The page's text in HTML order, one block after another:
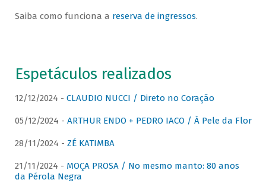
Saiba como funciona a reserva de ingressos.
Espetáculos realizados
12/12/2024 - CLAUDIO NUCCI / Direto no Coração
05/12/2024 - ARTHUR ENDO + PEDRO IACO / À Pele da Flor
28/11/2024 - ZÉ KATIMBA
21/11/2024 - MOÇA PROSA / No mesmo manto: 80 anos
da Pérola Negra